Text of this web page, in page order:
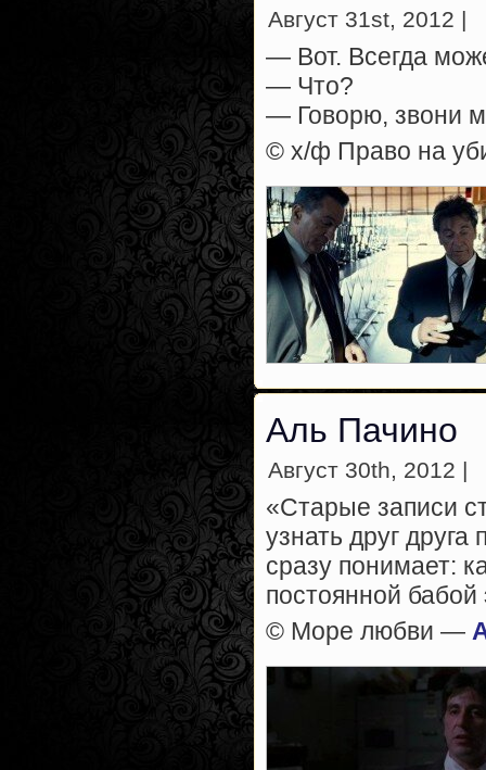
Август 31st, 2012 |
— Вот. Всегда
— Что?
— Говорю, звони
© х/ф Право на
Аль Пачино
Август 30th, 2012 |
«Старые записи
узнать друг
сразу понимает:
постоянной
© Море любви —